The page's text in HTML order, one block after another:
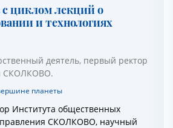
циклом лекций о
и технологиях
деятель, первый ректор
СКОЛКОВО.
планеты
Института общественных
СКОЛКОВО, научный